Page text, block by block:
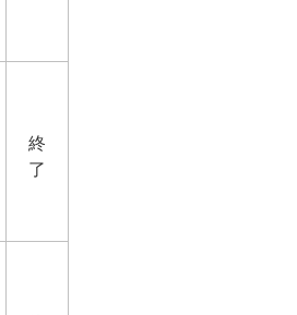
終
了